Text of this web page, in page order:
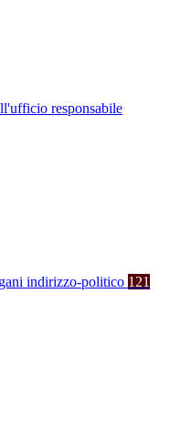
responsabile
indirizzo-politico 121